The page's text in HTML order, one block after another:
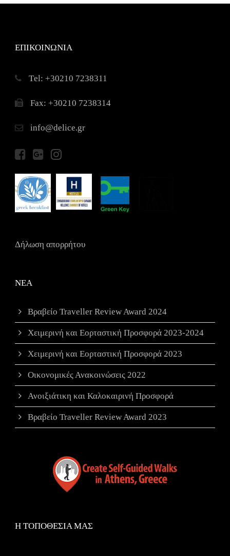
ΕΠΙΚΟΙΝΩΝΙΑ
Τel: +30210 7238311
Fax: +30210 7238314
info@delice.gr
Δήλωση απορρήτου
ΝΕΑ
Βραβείο Traveller Review Award 2024
Χειμερινή και Εορταστική Προσφορά 2023-2024
Χειμερινή και Εορταστική Προσφορά 2023
Οικονομικές Ανακοινώσεις 2022
Ανοιξιάτικη και Καλοκαιρινή Προσφορά
Βραβείο Traveller Review Award 2023
Η ΤΟΠΟΘΕΣΙΑ ΜΑΣ